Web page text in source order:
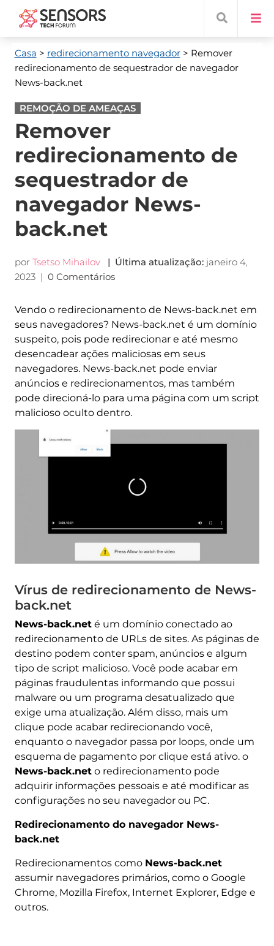
Casa > redirecionamento navegador> Remover
redirecionamento de sequestrador de navegador
News-back.net
REMOÇÃO DE AMEAÇAS
Remover
redirecionamento de
sequestrador de
navegador News-
back.net
por Tsetso Mihailov | Última atualização: janeiro 4,
2023| 0 Comentários
Vendo o redirecionamento de News-back.net em
seus navegadores? News-back.net é um domínio
suspeito, pois pode redirecionar e até mesmo
desencadear ações maliciosas em seus
navegadores. News-back.net pode enviar
anúncios e redirecionamentos, mas também
pode direcioná-lo para uma página com um script
malicioso oculto dentro.
Vírus de redirecionamento de News-
back.net
News-back.neté um domínio conectado ao
redirecionamento de URLs de sites. As páginas de
destino podem conter spam, anúncios e algum
tipo de script malicioso. Você pode acabar em
páginas fraudulentas informando que possui
malware ou um programa desatualizado que
exige uma atualização. Além disso, mais um
clique pode acabar redirecionando você,
enquanto o navegador passa por loops, onde um
esquema de pagamento por clique está ativo. o
News-back.neto redirecionamento pode
adquirir informações pessoais e até modificar as
configurações no seu navegador ou PC.
Redirecionamento do navegador News-
back.net
Redirecionamentos como News-back.net
assumir navegadores primários, como o Google
Chrome, Mozilla Firefox, Internet Explorer, Edge e
outros.